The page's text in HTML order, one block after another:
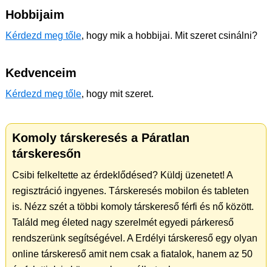
Hobbijaim
Kérdezd meg tőle, hogy mik a hobbijai. Mit szeret csinálni?
Kedvenceim
Kérdezd meg tőle, hogy mit szeret.
Komoly társkeresés a Páratlan
társkeresőn
Csibi felkeltette az érdeklődésed? Küldj üzenetet! A
regisztráció ingyenes. Társkeresés mobilon és tableten
is. Nézz szét a többi komoly társkereső férfi és nő között.
Találd meg életed nagy szerelmét egyedi párkereső
rendszerünk segítségével. A Erdélyi társkereső egy olyan
online társkereső amit nem csak a fiatalok, hanem az 50